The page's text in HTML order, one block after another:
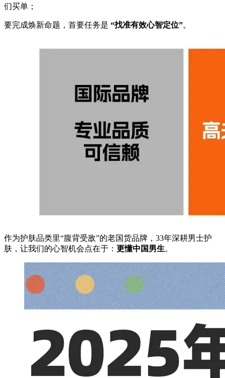
们买单；
要完成焕新命题，首要任务是 “找准有效心智定位”。
作为护肤品类里“腹背受敌”的老国货品牌，33年深耕男士护
肤，让我们的心智机会点在于： 更懂中国男生。